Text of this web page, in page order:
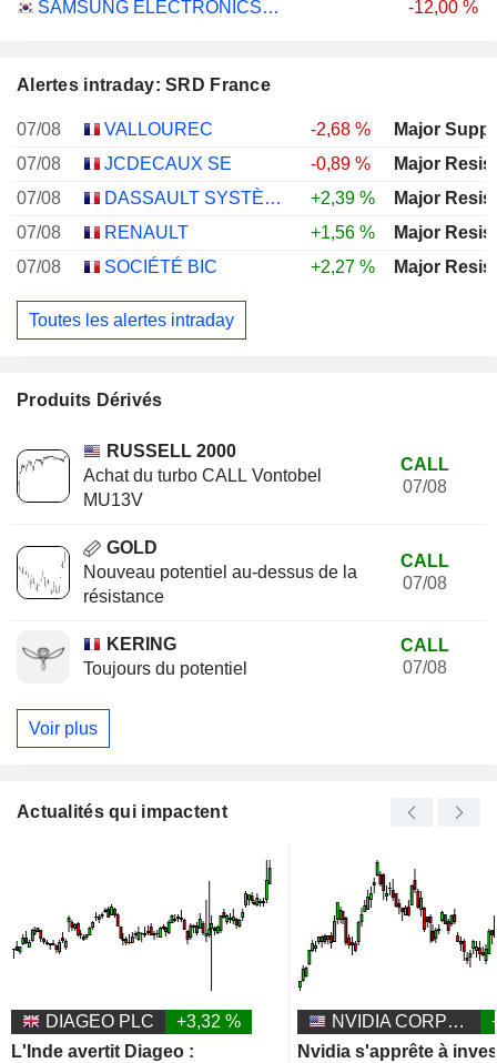
SAMSUNG ELECTRONICS CO., LTD. -12,00 %
Alertes intraday: SRD France
07/08 VALLOUREC -2,68 %
Major
07/08
JCDECAUX SE -0,89 %
Major
07/08
DASSAULT SYSTÈMES SE +2,39 %
Major
07/08
RENAULT +1,56 %
Major
07/08
SOCIÉTÉ BIC +2,27 % Major
Toutes les alertes intraday
Produits Dérivés
RUSSELL 2000
Achat du turbo CALL Vontobel
MU13V
CALL
07/08
GOLD
Nouveau potentiel au-dessus de la
résistance
CALL
07/08
KERING
Toujours du potentiel
CALL
07/08
Voir plus
Actualités qui impactent
DIAGEO PLC
+3,32 %
L'Inde avertit Diageo :
NVIDIA CORPORATION
Nvidia s'apprête à